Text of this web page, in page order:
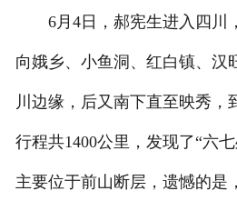
6月4日，郝宪生进入四川，
向娥乡、小鱼洞、红白镇、汉
川边缘，后又南下直至映秀，
行程共1400公里，发现了“六
主要位于前山断层，遗憾的是